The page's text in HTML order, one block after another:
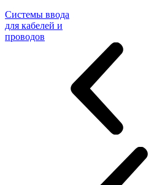
Системы ввода
для кабелей и
проводов